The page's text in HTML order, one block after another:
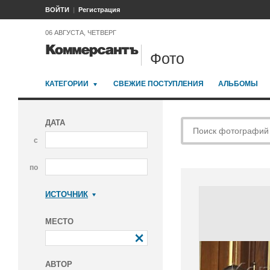
ВОЙТИ Регистрация
06 АВГУСТА, ЧЕТВЕРГ
Фото
КАТЕГОРИИ СВЕЖИЕ ПОСТУПЛЕНИЯ АЛЬБОМЫ
ДАТА
с
по
ИСТОЧНИК
МЕСТО
АВТОР